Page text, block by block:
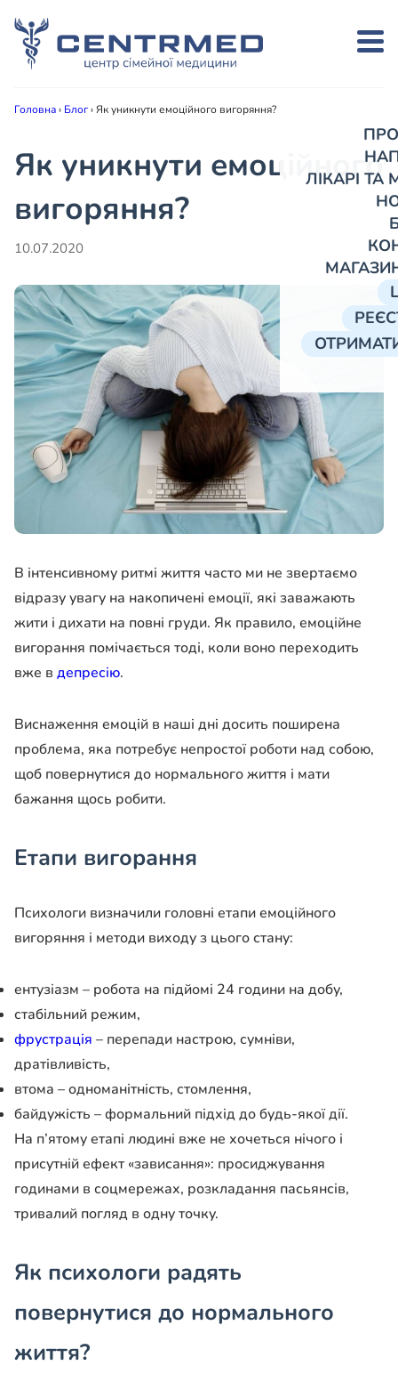
ЛІКАРІ
Головна› Блог›Як уникнути емоційного вигоряння?
Як уникнути емоційного
вигоряння?
10.07.2020
В інтенсивному ритмі життя часто ми не звертаємо
відразу увагу на накопичені емоції, які заважають
жити і дихати на повні груди. Як правило, емоційне
вигорання помічається тоді, коли воно переходить
вже в депресію.
Виснаження емоцій в наші дні досить поширена
проблема, яка потребує непростої роботи над собою,
щоб повернутися до нормального життя і мати
бажання щось робити.
Етапи вигорання
Психологи визначили головні етапи емоційного
вигоряння і методи виходу з цього стану:
ентузіазм – робота на підйомі 24 години на добу,
стабільний режим,
фрустрація – перепади настрою, сумніви,
дратівливість,
втома – одноманітність, стомлення,
байдужість – формальний підхід до будь-якої дії.
На п’ятому етапі людині вже не хочеться нічого і
присутній ефект «зависання»: просиджування
годинами в соцмережах, розкладання пасьянсів,
тривалий погляд в одну точку.
Як психологи радять
повернутися до нормального
життя?